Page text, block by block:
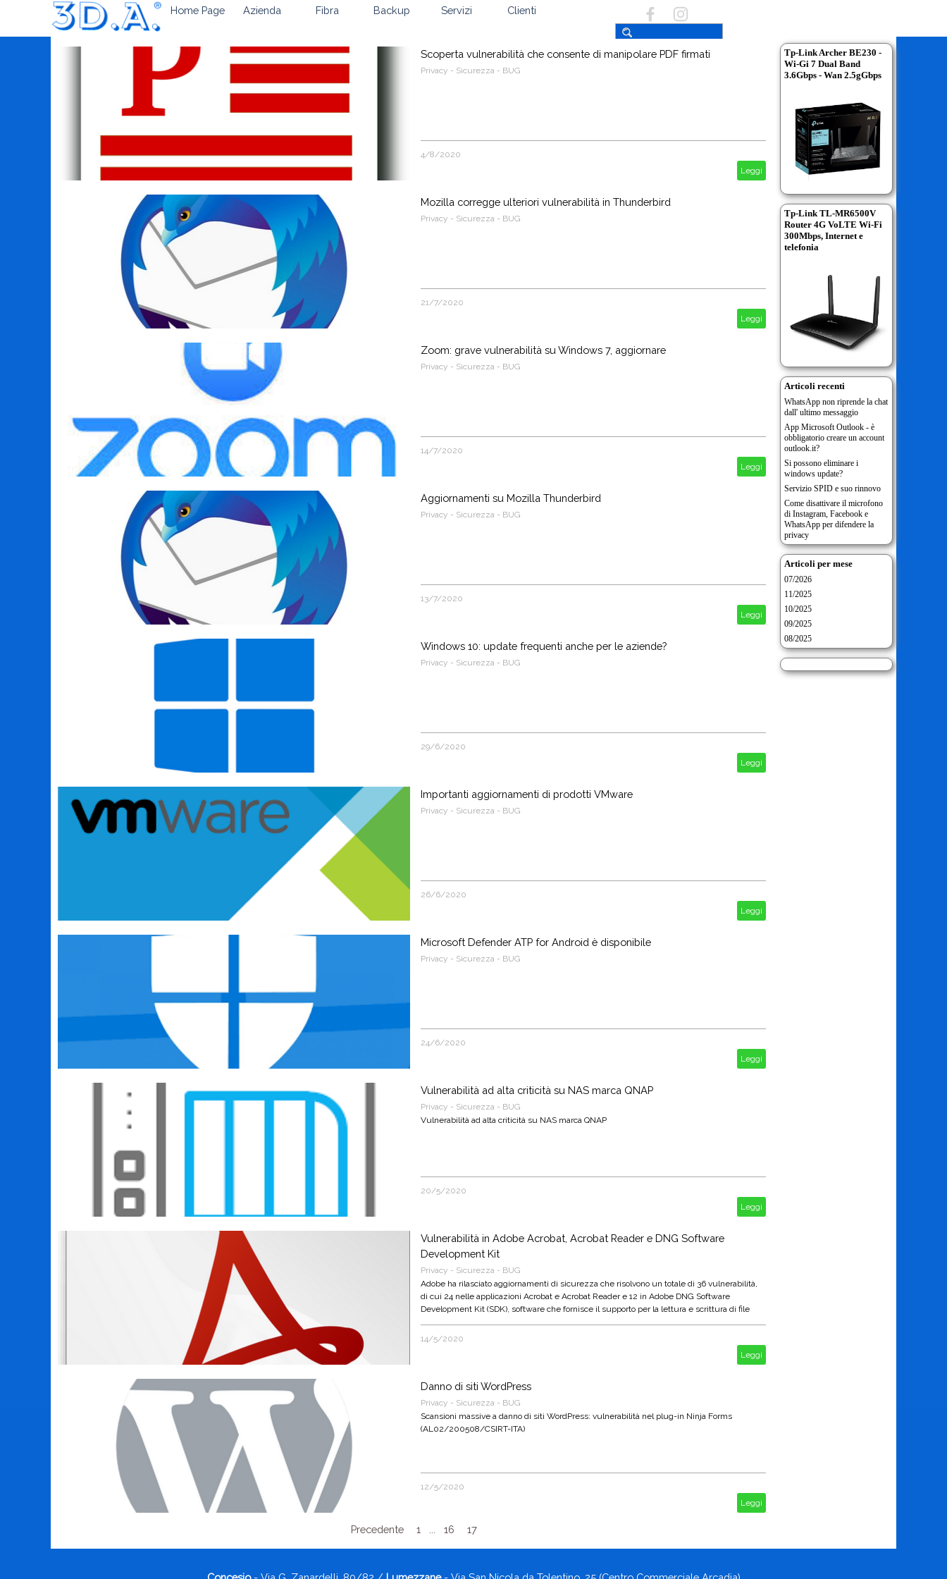
Home Page Azienda Fibra Backup Servizi Clienti
Scoperta vulnerabilità che consente di manipolare PDF firmati
Privacy - Sicurezza - BUG
4/8/2020
Leggi
Mozilla corregge ulteriori vulnerabilità in Thunderbird
Privacy - Sicurezza - BUG
21/7/2020
Leggi
Zoom: grave vulnerabilità su Windows 7, aggiornare
Privacy - Sicurezza - BUG
14/7/2020
Leggi
Aggiornamenti su Mozilla Thunderbird
Privacy - Sicurezza - BUG
13/7/2020
Leggi
Windows 10: update frequenti anche per le aziende?
Privacy - Sicurezza - BUG
29/6/2020
Leggi
Importanti aggiornamenti di prodotti VMware
Privacy - Sicurezza - BUG
26/6/2020
Leggi
Microsoft Defender ATP for Android è disponibile
Privacy - Sicurezza - BUG
24/6/2020
Leggi
Vulnerabilità ad alta criticità su NAS marca QNAP
Privacy - Sicurezza - BUG
Vulnerabilità ad alta criticità su NAS marca QNAP
20/5/2020
Leggi
Vulnerabilità in Adobe Acrobat, Acrobat Reader e DNG Software
Development Kit
Privacy - Sicurezza - BUG
Adobe ha rilasciato aggiornamenti di sicurezza che risolvono un totale di 36 vulnerabilità,
di cui 24 nelle applicazioni Acrobat e Acrobat Reader e 12 in Adobe DNG Software
Development Kit (SDK), software che fornisce il supporto per la lettura e scrittura di file
14/5/2020
Leggi
Danno di siti WordPress
Privacy - Sicurezza - BUG
Scansioni massive a danno di siti WordPress: vulnerabilità nel plug-in Ninja Forms
(AL02/200508/CSIRT-ITA)
12/5/2020
Leggi
Precedente 1 16 17
Tp-Link Archer BE230 -
Wi-Gi 7 Dual Band
3.6Gbps - Wan 2.5gGbps
Tp-Link TL-MR6500V
Router 4G VoLTE Wi-Fi
300Mbps, Internet e
telefonia
Articoli recenti
WhatsApp non riprende la chat
dall' ultimo messaggio
App Microsoft Outlook - è
obbligatorio creare un account
outlook.it?
Si possono eliminare i
windows update?
Servizio SPID e suo rinnovo
Come disattivare il microfono
di Instagram, Facebook e
WhatsApp per difendere la
privacy
Articoli per mese
07/2026
11/2025
10/2025
09/2025
08/2025